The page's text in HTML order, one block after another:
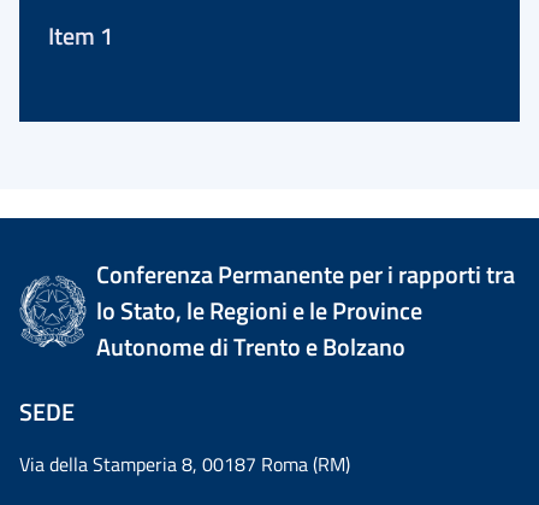
Item 1
Conferenza Permanente per i rapporti tra
lo Stato, le Regioni e le Province
Autonome di Trento e Bolzano
SEDE
Via della Stamperia 8, 00187 Roma (RM)